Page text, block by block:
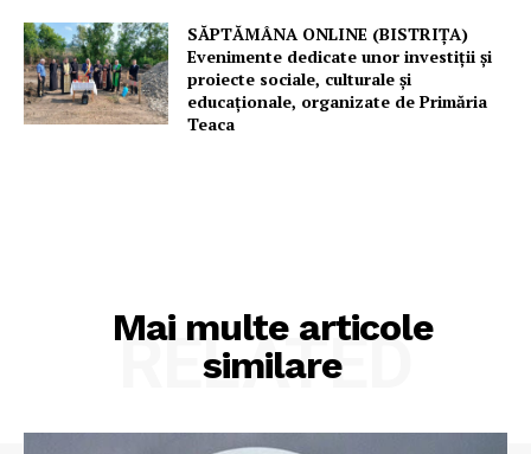
SĂPTĂMÂNA ONLINE (BISTRIȚA)
Evenimente dedicate unor investiții și
proiecte sociale, culturale și
educaționale, organizate de Primăria
Teaca
Mai multe articole
similare
RELATED